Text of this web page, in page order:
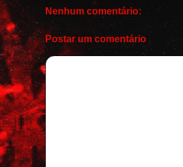
Nenhum comentário:
Postar um comentário